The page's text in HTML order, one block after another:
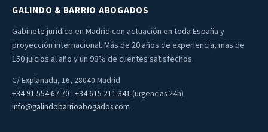
GALINDO & BARRIO ABOGADOS
Gabinete jurídico en Madrid con actuación en toda España y
proyección internacional. Más de 20 años de experiencia, mas de
150 juicios al año y un 98% de clientes satisfechos.
C/ Explanada, 16, 28040 Madrid
+34 91 554 67 70 · +34 615 211 341 (urgencias 24h)
info@galindobarrioabogados.com